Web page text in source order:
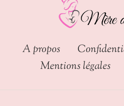
A propos
Mentions légales